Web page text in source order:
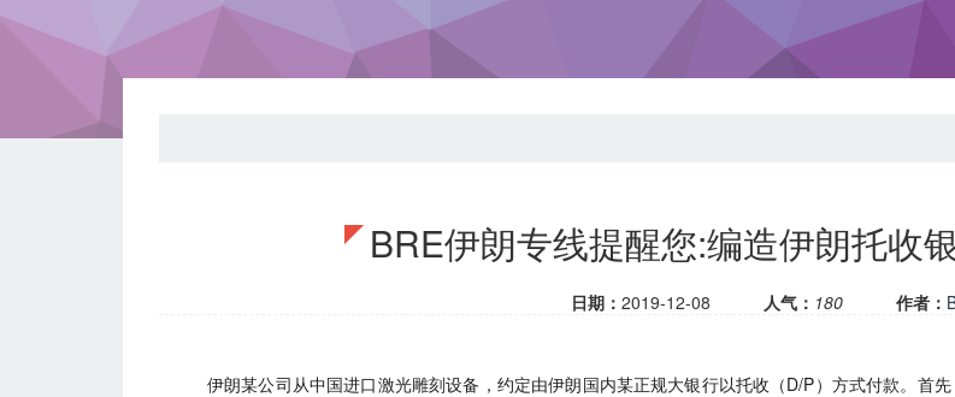
BRE伊朗专线提醒您:编造伊朗托收
日期： 2019-12-08 人气： 180 作者：
伊朗某公司从中国进口激光雕刻设备，约定由伊朗国内某正规大银行以托收（D/P）方式付款。首